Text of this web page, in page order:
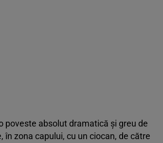
poveste absolut dramatică și greu de
zona capului, cu un ciocan, de către